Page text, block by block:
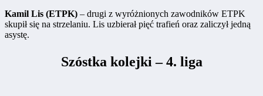
Kamil Lis (ETPK) – drugi z wyróżnionych zawodników ETPK
skupił się na strzelaniu. Lis uzbierał pięć trafień oraz zaliczył jedną
asystę.
Szóstka kolejki – 4. liga